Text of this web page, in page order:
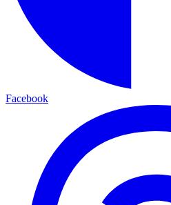
Facebook